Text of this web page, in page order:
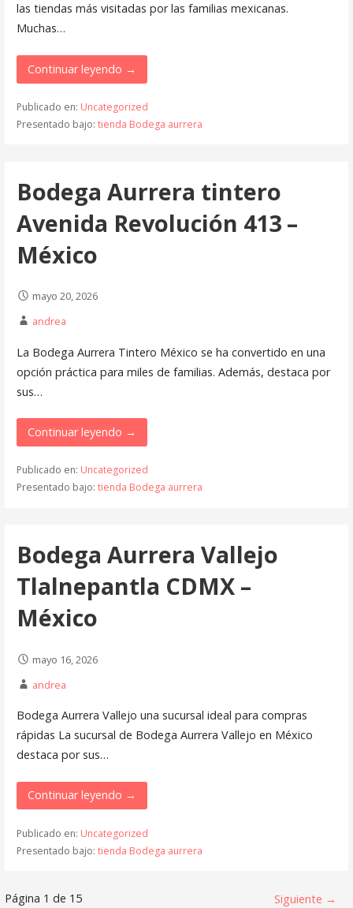
las tiendas más visitadas por las familias mexicanas.
Muchas…
Continuar leyendo →
Publicado en: Uncategorized
Presentado bajo: tienda Bodega aurrera
Bodega Aurrera tintero
Avenida Revolución 413 –
México
mayo 20, 2026
andrea
La Bodega Aurrera Tintero México se ha convertido en una
opción práctica para miles de familias. Además, destaca por
sus…
Continuar leyendo →
Publicado en: Uncategorized
Presentado bajo: tienda Bodega aurrera
Bodega Aurrera Vallejo
Tlalnepantla CDMX –
México
mayo 16, 2026
andrea
Bodega Aurrera Vallejo una sucursal ideal para compras
rápidas La sucursal de Bodega Aurrera Vallejo en México
destaca por sus…
Continuar leyendo →
Publicado en: Uncategorized
Presentado bajo: tienda Bodega aurrera
Página 1 de 15 Siguiente →